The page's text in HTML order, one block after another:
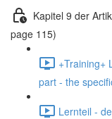
Kapitel 9 der
page 115)
+Training+
part - the
Lernteil -